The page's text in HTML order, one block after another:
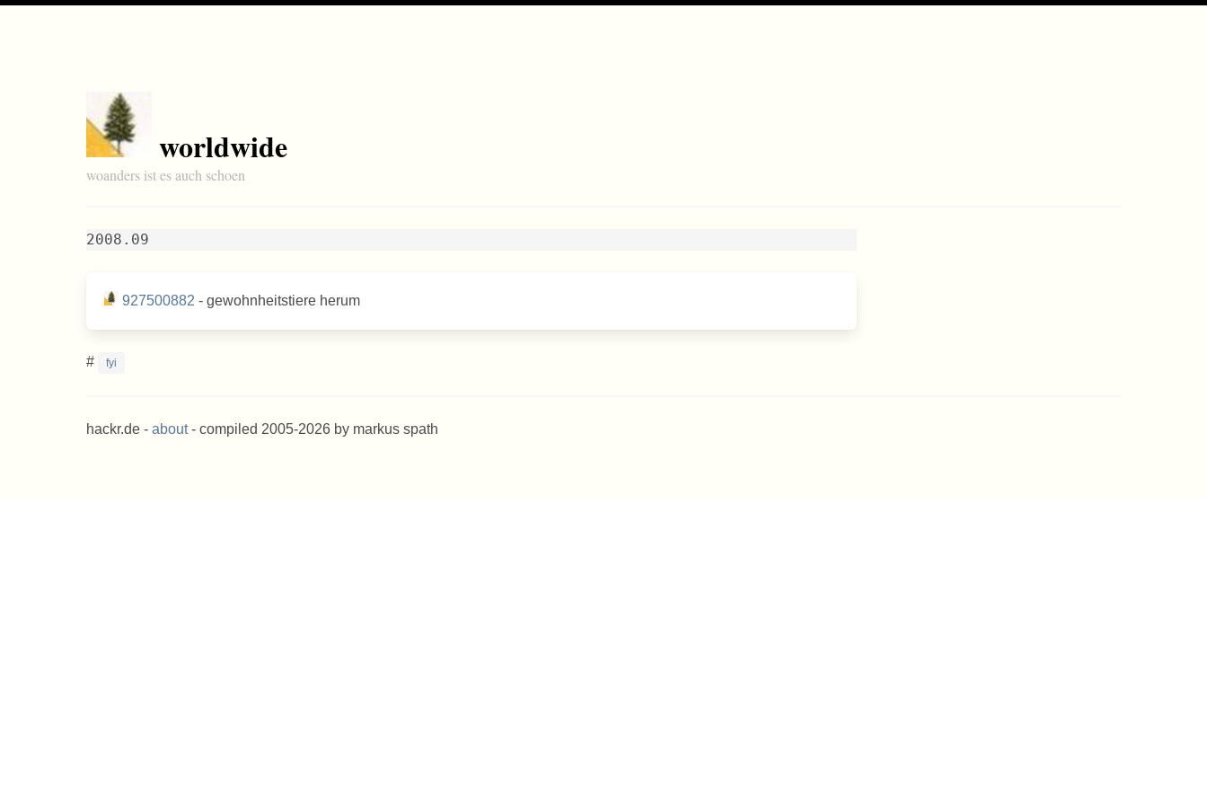
worldwide
woanders ist es auch schoen
2008.09
927500882 - gewohnheitstiere herum
# fyi
hackr.de - about- compiled 2005-2026 by markus spath